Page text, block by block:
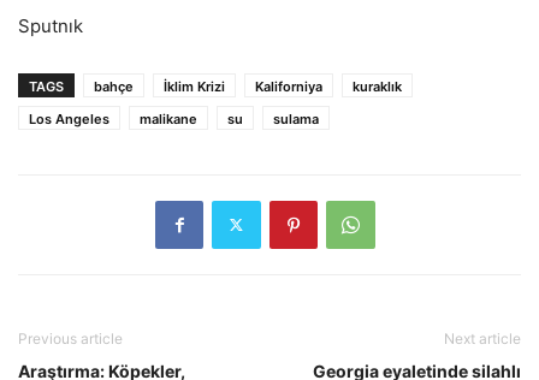
Sputnık
TAGS bahçe İklim Krizi Kaliforniya
kuraklık
Los Angeles
malikane su sulama
Previous article
Araştırma: Köpekler,
Next article
Georgia eyaletinde silahlı